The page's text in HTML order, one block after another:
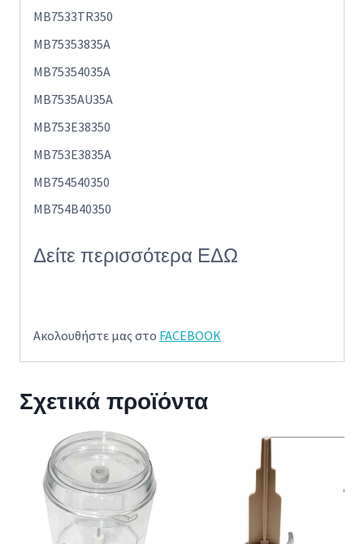
MB7533TR350
MB75353835A
MB75354035A
MB7535AU35A
MB753E38350
MB753E3835A
MB754540350
MB754B40350
Δείτε περισσότερα ΕΔΩ
Ακολουθήστε μας στο FACEBOOK
Σχετικά προϊόντα